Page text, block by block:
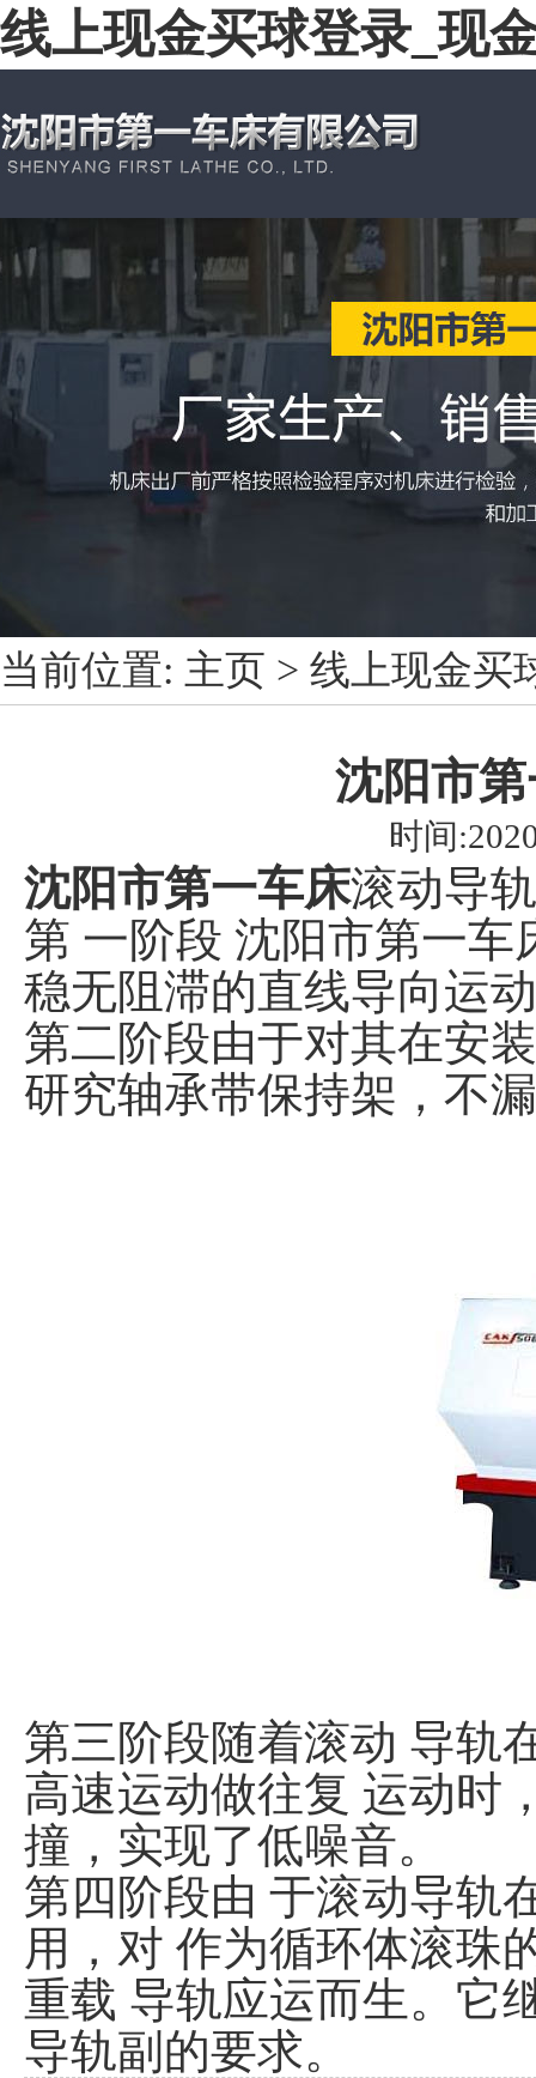
线上现金买球登录_现
当前位置: 主页 > 线上现金买
沈阳市
时间
沈阳市第一车床滚动导
第 一阶段 沈阳市第一
稳无阻滞的直线导向运
第二阶段由于对其在安
研究轴承带保持架，不
第三阶段随着滚动 导轨
高速运动做往复 运动时
撞，实现了低噪音。
第四阶段由 于滚动导轨
用，对 作为循环体滚珠
重载 导轨应运而生。它
导轨副的要求。